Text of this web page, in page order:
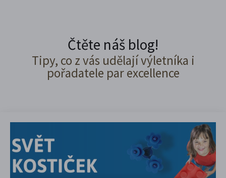
Čtěte náš blog!
Tipy, co z vás udělají výletníka i
pořadatele par excellence